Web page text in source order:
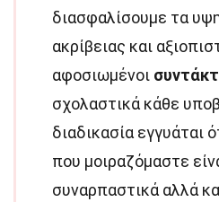
διασφαλίσουμε τα
ακρίβειας και
αφοσιωμένοι
σχολαστικά κάθε
διαδικασία εγγυάται
που μοιραζόμαστε
συναρπαστικά αλλά